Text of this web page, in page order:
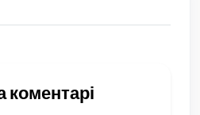
коментарі